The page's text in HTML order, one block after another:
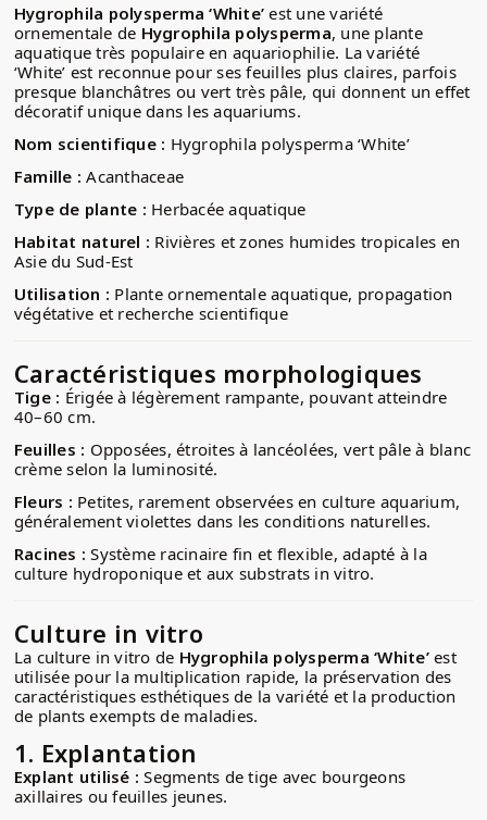
Hygrophila polysperma ‘White’ est une variété
ornementale de Hygrophila polysperma, une plante
aquatique très populaire en aquariophilie. La variété
‘White’ est reconnue pour ses feuilles plus claires, parfois
presque blanchâtres ou vert très pâle, qui donnent un effet
décoratif unique dans les aquariums.
Nom scientifique : Hygrophila polysperma ‘White’
Famille : Acanthaceae
Type de plante : Herbacée aquatique
Habitat naturel : Rivières et zones humides tropicales en
Asie du Sud-Est
Utilisation : Plante ornementale aquatique, propagation
végétative et recherche scientifique
Caractéristiques morphologiques
Tige : Érigée à légèrement rampante, pouvant atteindre
40–60 cm.
Feuilles : Opposées, étroites à lancéolées, vert pâle à blanc
crème selon la luminosité.
Fleurs : Petites, rarement observées en culture aquarium,
généralement violettes dans les conditions naturelles.
Racines : Système racinaire fin et flexible, adapté à la
culture hydroponique et aux substrats in vitro.
Culture in vitro
La culture in vitro de Hygrophila polysperma ‘White’est
utilisée pour la multiplication rapide, la préservation des
caractéristiques esthétiques de la variété et la production
de plants exempts de maladies.
1. Explantation
Explant utilisé : Segments de tige avec bourgeons
axillaires ou feuilles jeunes.